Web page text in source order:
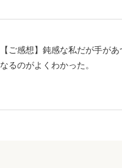
【ご感想】鈍感な私だが手があ
なるのがよくわかった。